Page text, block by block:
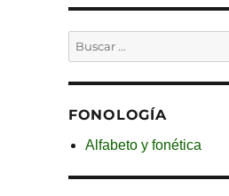
FONOLOGÍA
Alfabeto y fonética